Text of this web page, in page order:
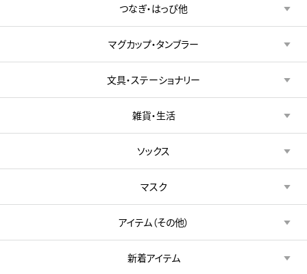
つなぎ・はっぴ他
マグカップ・タンブラー
文具・ステーショナリー
雑貨・生活
ソックス
マスク
アイテム（その他）
新着アイテム